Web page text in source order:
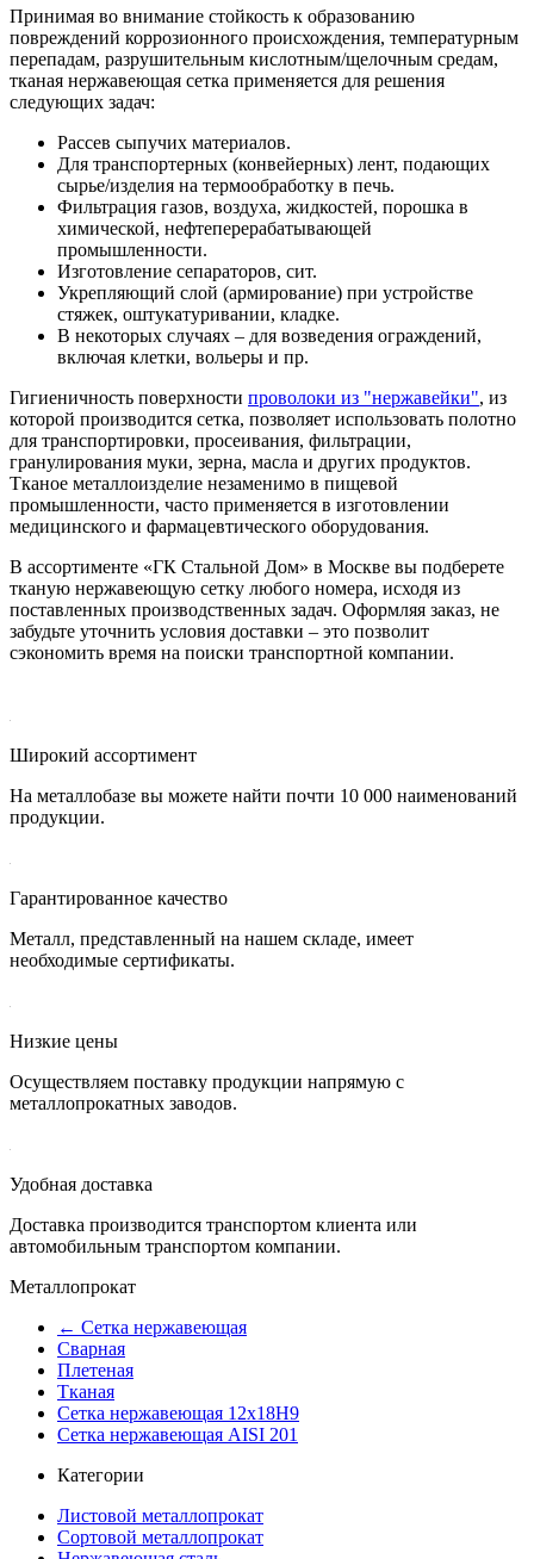
Принимая во внимание стойкость к образованию
повреждений коррозионного происхождения, температурным
перепадам, разрушительным кислотным/щелочным средам,
тканая нержавеющая сетка применяется для решения
следующих задач:
Рассев сыпучих материалов.
Для транспортерных (конвейерных) лент, подающих
сырье/изделия на термообработку в печь.
Фильтрация газов, воздуха, жидкостей, порошка в
химической, нефтеперерабатывающей
промышленности.
Изготовление сепараторов, сит.
Укрепляющий слой (армирование) при устройстве
стяжек, оштукатуривании, кладке.
В некоторых случаях – для возведения ограждений,
включая клетки, вольеры и пр.
Гигиеничность поверхности проволоки из "нержавейки", из
которой производится сетка, позволяет использовать полотно
для транспортировки, просеивания, фильтрации,
гранулирования муки, зерна, масла и других продуктов.
Тканое металлоизделие незаменимо в пищевой
промышленности, часто применяется в изготовлении
медицинского и фармацевтического оборудования.
В ассортименте «ГК Стальной Дом» в Москве вы подберете
тканую нержавеющую сетку любого номера, исходя из
поставленных производственных задач. Оформляя заказ, не
забудьте уточнить условия доставки – это позволит
сэкономить время на поиски транспортной компании.
Широкий ассортимент
На металлобазе вы можете найти почти 10 000 наименований
продукции.
Гарантированное качество
Металл, представленный на нашем складе, имеет
необходимые сертификаты.
Низкие цены
Осуществляем поставку продукции напрямую с
металлопрокатных заводов.
Удобная доставка
Доставка производится транспортом клиента или
автомобильным транспортом компании.
Металлопрокат
← Сетка нержавеющая
Сварная
Плетеная
Тканая
Сетка нержавеющая 12x18Н9
Сетка нержавеющая AISI 201
Категории
Листовой металлопрокат
Сортовой металлопрокат